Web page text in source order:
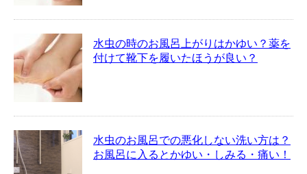
水虫の時のお風呂上がりはかゆい？薬を
付けて靴下を履いたほうが良い？
水虫のお風呂での悪化しない洗い方は？
お風呂に入るとかゆい・しみる・痛い！